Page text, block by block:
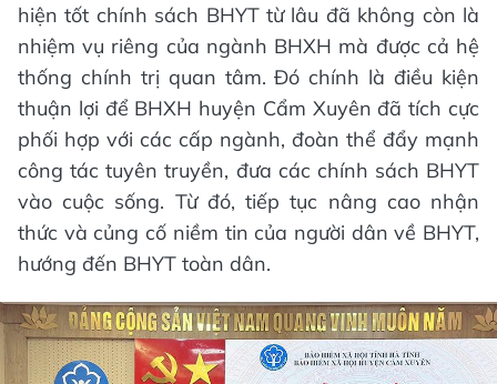
hiện tốt chính sách BHYT từ lâu đã không còn là
nhiệm vụ riêng của ngành BHXH mà được cả hệ
thống chính trị quan tâm. Đó chính là điều kiện
thuận lợi để BHXH huyện Cẩm Xuyên đã tích cực
phối hợp với các cấp ngành, đoàn thể đẩy mạnh
công tác tuyên truyền, đưa các chính sách BHYT
vào cuộc sống. Từ đó, tiếp tục nâng cao nhận
thức và củng cố niềm tin của người dân về BHYT,
hướng đến BHYT toàn dân.